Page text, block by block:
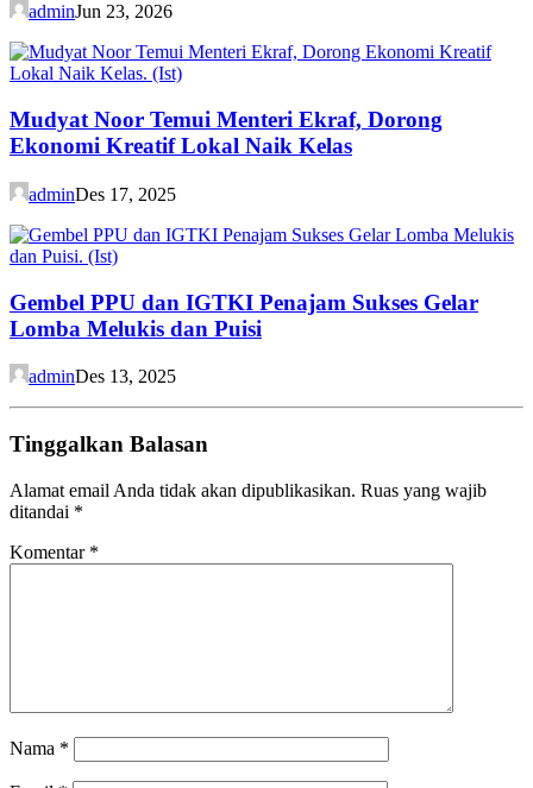
adminJun 23, 2026
Mudyat Noor Temui Menteri Ekraf, Dorong
Ekonomi Kreatif Lokal Naik Kelas
adminDes 17, 2025
Gembel PPU dan IGTKI Penajam Sukses Gelar
Lomba Melukis dan Puisi
adminDes 13, 2025
Tinggalkan Balasan
Alamat email Anda tidak akan dipublikasikan. Ruas yang wajib
ditandai *
Komentar *
Nama *